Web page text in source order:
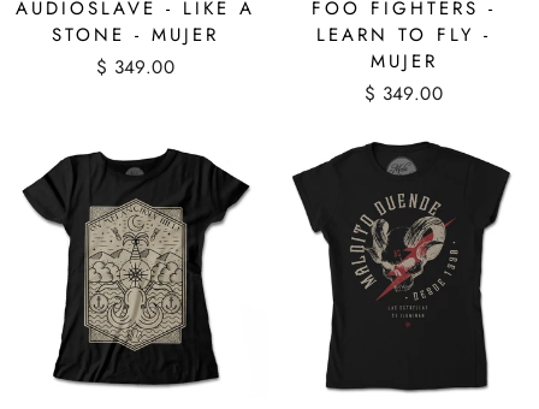
AUDIOSLAVE - LIKE A
STONE - MUJER
$ 349.00
FOO FIGHTERS -
LEARN TO FLY -
MUJER
$ 349.00